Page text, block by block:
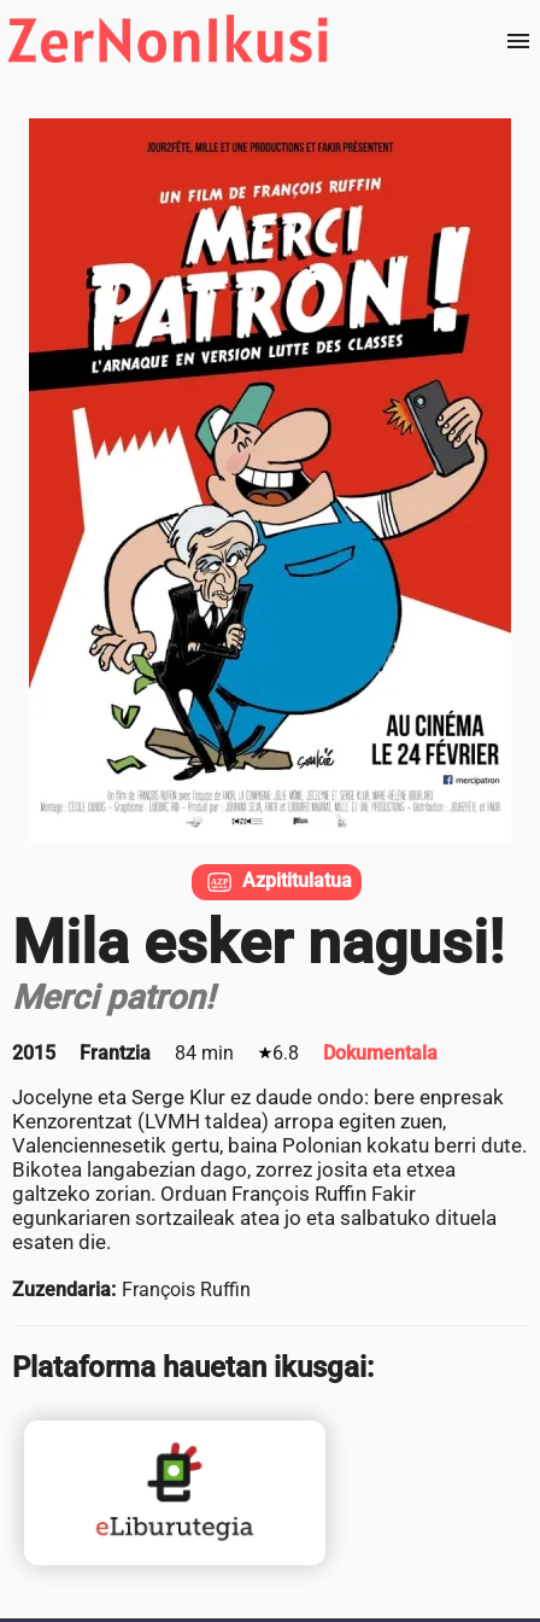
Mila esker nagusi!
Merci patron!
2015 Frantzia 84 min 6.8 Dokumentala
Jocelyne eta Serge Klur ez daude ondo: bere enpresak
Kenzorentzat (LVMH taldea) arropa egiten zuen,
Valenciennesetik gertu, baina Polonian kokatu berri dute.
Bikotea langabezian dago, zorrez josita eta etxea
galtzeko zorian. Orduan François Ruffin Fakir
egunkariaren sortzaileak atea jo eta salbatuko dituela
esaten die.
Zuzendaria: François Ruffin
Plataforma hauetan ikusgai:
Azpititulatua